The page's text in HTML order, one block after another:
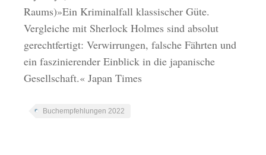
Raums)»Ein Kriminalfall klassischer Güte.
Vergleiche mit Sherlock Holmes sind absolut
gerechtfertigt: Verwirrungen, falsche Fährten und
ein faszinierender Einblick in die japanische
Gesellschaft.« Japan Times
Buchempfehlungen 2022